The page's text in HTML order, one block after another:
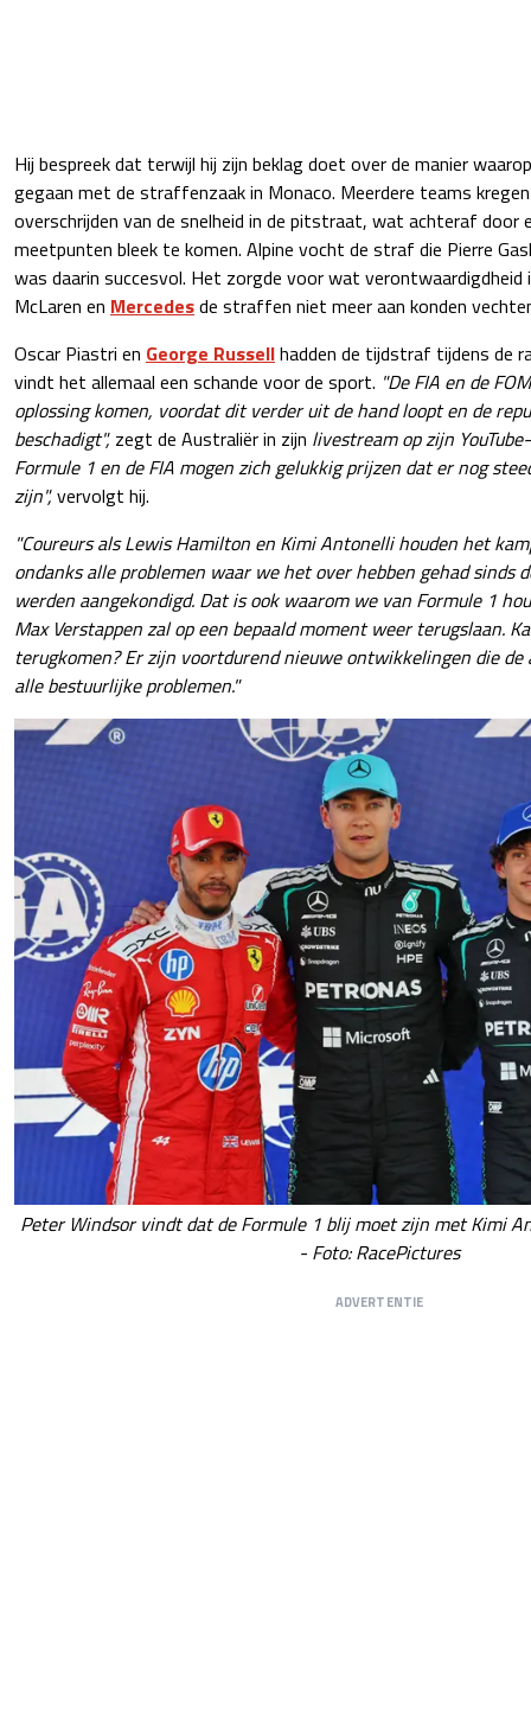
Hij bespreek dat terwijl hij zijn beklag doet over de manier
gegaan met de straffenzaak in Monaco. Meerdere teams
overschrijden van de snelheid in de pitstraat, wat achteraf
meetpunten bleek te komen. Alpine vocht de straf die Pierre
was daarin succesvol. Het zorgde voor wat verontwaardigdheid
McLaren en Mercedesde straffen niet meer aan konden
Oscar Piastri en George Russellhadden de tijdstraf tijdens de
vindt het allemaal een schande voor de sport. "De FIA en de
oplossing komen, voordat dit verder uit de hand loopt en de
beschadigt", zegt de Australiër in zijn livestream op zijn
Formule 1 en de FIA mogen zich gelukkig prijzen dat er nog
zijn",vervolgt hij.
"Coureurs als Lewis Hamilton en Kimi Antonelli houden het
ondanks alle problemen waar we het over hebben gehad sinds
werden aangekondigd. Dat is ook waarom we van Formule 1
Max Verstappen zal op een bepaald moment weer terugslaan.
terugkomen? Er zijn voortdurend nieuwe ontwikkelingen die
alle bestuurlijke problemen."
Peter Windsor vindt dat de Formule 1 blij moet zijn met Kimi
- Foto: RacePictures
ADVERTENTIE